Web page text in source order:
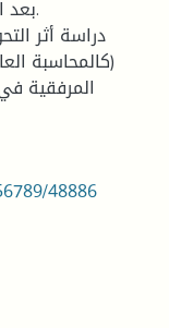
بعد
(كالمحاسبة
المرفقية
48886